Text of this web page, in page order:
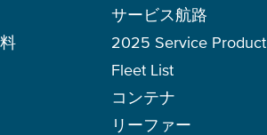
サービス航路
2025 Service Product
Fleet List
コンテナ
リーファー